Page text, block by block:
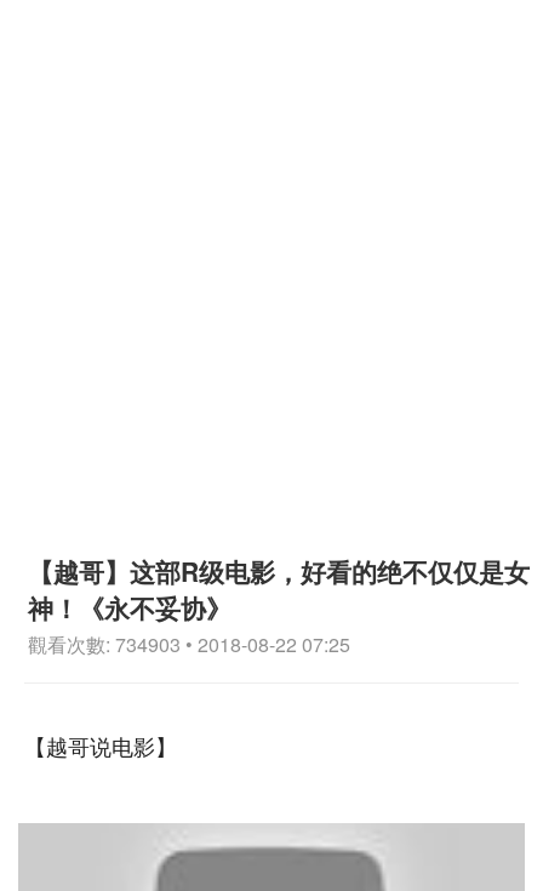
【越哥】这部R级电影，好看的绝不仅仅是女
神！《永不妥协》
觀看次數: 734903 • 2018-08-22 07:25
【越哥说电影】